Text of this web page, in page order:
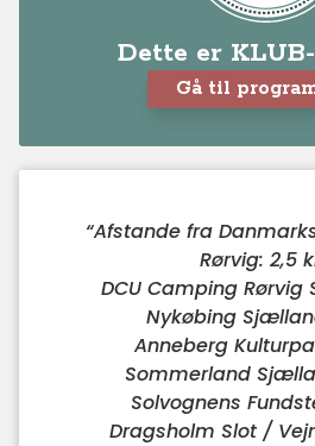
Dette er
Gå til
“Afstande fra
Rørvig: 2,5
DCU Camping Rørvig
Nykøbing
Anneberg
Sommerland
Solvognens
Dragsholm Slot /